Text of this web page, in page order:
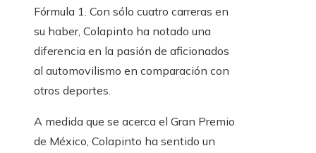
Fórmula 1. Con sólo cuatro carreras en
su haber, Colapinto ha notado una
diferencia en la pasión de aficionados
al automovilismo en comparación con
otros deportes.
A medida que se acerca el Gran Premio
de México, Colapinto ha sentido un